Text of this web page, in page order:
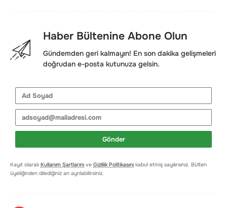
Haber Bültenine Abone Olun
Gündemden geri kalmayın! En son dakika gelişmeleri
doğrudan e-posta kutunuza gelsin.
Gönder
Kayıt olarak Kullanım Şartlarını ve Gizlilik Politikasını kabul etmiş sayılırsınız. Bülten
üyeliğinden dilediğiniz an ayrılabilirsiniz.